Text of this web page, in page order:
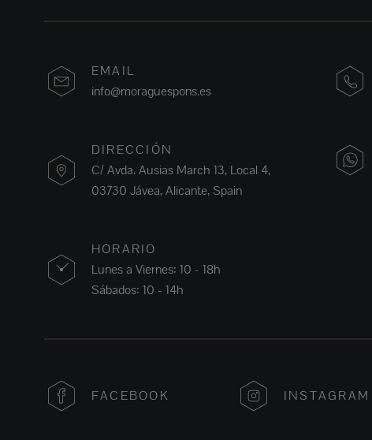
EMAIL
info@moraguespons.es
DIRECCIÓN
C/ Avda. Ausias March 13, Local 4,
03730 Jávea, Alicante, Spain
HORARIO
Lunes a Viernes: 10 - 18h
Sábados: 10 - 14h
FACEBOOK INSTAGRAM